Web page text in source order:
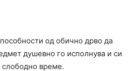
од обично дрво да
душевно го исполнува и си
слободно време.